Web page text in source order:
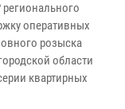
оперативных
розыска
области
квартирных